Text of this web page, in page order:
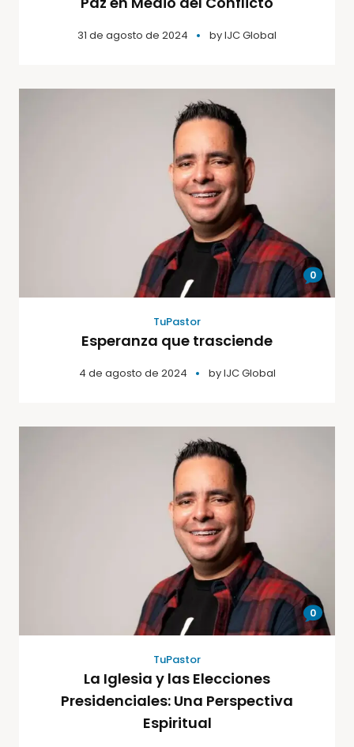
31 de agosto de 2024 byIJC Global
0
TuPastor
Esperanza que trasciende
4 de agosto de 2024 byIJC Global
0
TuPastor
La Iglesia y las Elecciones
Presidenciales: Una Perspectiva
Espiritual